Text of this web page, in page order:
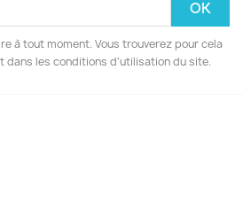
à tout moment. Vous trouverez pour cela
dans les conditions d'utilisation du site.